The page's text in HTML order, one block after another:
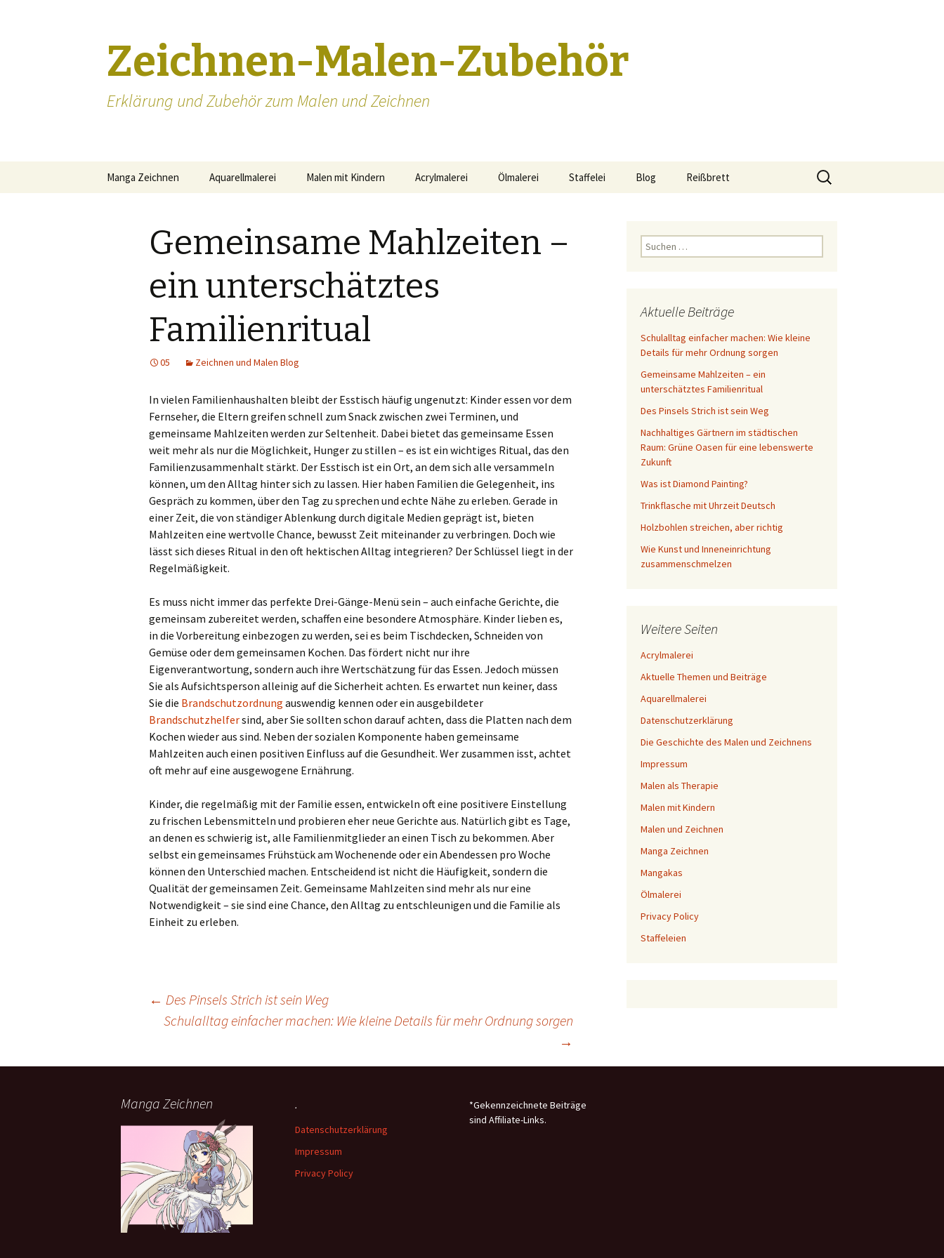
Zeichnen-Malen-Zubehör
Erklärung und Zubehör zum Malen und Zeichnen
Manga Zeichnen
Manga Augen zeichnen
Aquarellmalerei Malen mit Kindern Acrylmalerei Ölmalerei Staffelei Blog Reißbrett
Reißbrett A1
Schreibtisch
Suchen
nach:
Gemeinsame Mahlzeiten –
ein unterschätztes
Familienritual
05 Zeichnen und Malen Blog
In vielen Familienhaushalten bleibt der Esstisch häufig ungenutzt: Kinder essen vor dem
Fernseher, die Eltern greifen schnell zum Snack zwischen zwei Terminen, und
gemeinsame Mahlzeiten werden zur Seltenheit. Dabei bietet das gemeinsame Essen
weit mehr als nur die Möglichkeit, Hunger zu stillen – es ist ein wichtiges Ritual, das den
Familienzusammenhalt stärkt. Der Esstisch ist ein Ort, an dem sich alle versammeln
können, um den Alltag hinter sich zu lassen. Hier haben Familien die Gelegenheit, ins
Gespräch zu kommen, über den Tag zu sprechen und echte Nähe zu erleben. Gerade in
einer Zeit, die von ständiger Ablenkung durch digitale Medien geprägt ist, bieten
Mahlzeiten eine wertvolle Chance, bewusst Zeit miteinander zu verbringen. Doch wie
lässt sich dieses Ritual in den oft hektischen Alltag integrieren? Der Schlüssel liegt in der
Regelmäßigkeit.
Es muss nicht immer das perfekte Drei-Gänge-Menü sein – auch einfache Gerichte, die
gemeinsam zubereitet werden, schaffen eine besondere Atmosphäre. Kinder lieben es,
in die Vorbereitung einbezogen zu werden, sei es beim Tischdecken, Schneiden von
Gemüse oder dem gemeinsamen Kochen. Das fördert nicht nur ihre
Eigenverantwortung, sondern auch ihre Wertschätzung für das Essen. Jedoch müssen
Sie als Aufsichtsperson alleinig auf die Sicherheit achten. Es erwartet nun keiner, dass
Sie die Brandschutzordnung auswendig kennen oder ein ausgebildeter
Brandschutzhelfersind, aber Sie sollten schon darauf achten, dass die Platten nach dem
Kochen wieder aus sind. Neben der sozialen Komponente haben gemeinsame
Mahlzeiten auch einen positiven Einfluss auf die Gesundheit. Wer zusammen isst, achtet
oft mehr auf eine ausgewogene Ernährung.
Kinder, die regelmäßig mit der Familie essen, entwickeln oft eine positivere Einstellung
zu frischen Lebensmitteln und probieren eher neue Gerichte aus. Natürlich gibt es Tage,
an denen es schwierig ist, alle Familienmitglieder an einen Tisch zu bekommen. Aber
selbst ein gemeinsames Frühstück am Wochenende oder ein Abendessen pro Woche
können den Unterschied machen. Entscheidend ist nicht die Häufigkeit, sondern die
Qualität der gemeinsamen Zeit. Gemeinsame Mahlzeiten sind mehr als nur eine
Notwendigkeit – sie sind eine Chance, den Alltag zu entschleunigen und die Familie als
Einheit zu erleben.
← Des Pinsels Strich ist sein Weg
Schulalltag einfacher machen: Wie kleine Details für mehr Ordnung sorgen
→
Suchen
nach:
Aktuelle Beiträge
Schulalltag einfacher machen: Wie kleine
Details für mehr Ordnung sorgen
Gemeinsame Mahlzeiten – ein
unterschätztes Familienritual
Des Pinsels Strich ist sein Weg
Nachhaltiges Gärtnern im städtischen
Raum: Grüne Oasen für eine lebenswerte
Zukunft
Was ist Diamond Painting?
Trinkflasche mit Uhrzeit Deutsch
Holzbohlen streichen, aber richtig
Wie Kunst und Inneneinrichtung
zusammenschmelzen
Weitere Seiten
Acrylmalerei
Aktuelle Themen und Beiträge
Aquarellmalerei
Datenschutzerklärung
Die Geschichte des Malen und Zeichnens
Impressum
Malen als Therapie
Malen mit Kindern
Malen und Zeichnen
Manga Zeichnen
Mangakas
Ölmalerei
Privacy Policy
Staffeleien
Manga Zeichnen .
Datenschutzerklärung
Impressum
Privacy Policy
*Gekennzeichnete Beiträge
sind Affiliate-Links.